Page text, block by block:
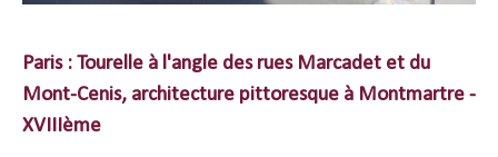
Paris : Tourelle à l'angle des rues Marcadet et du
Mont-Cenis, architecture pittoresque à Montmartre -
XVIIIème